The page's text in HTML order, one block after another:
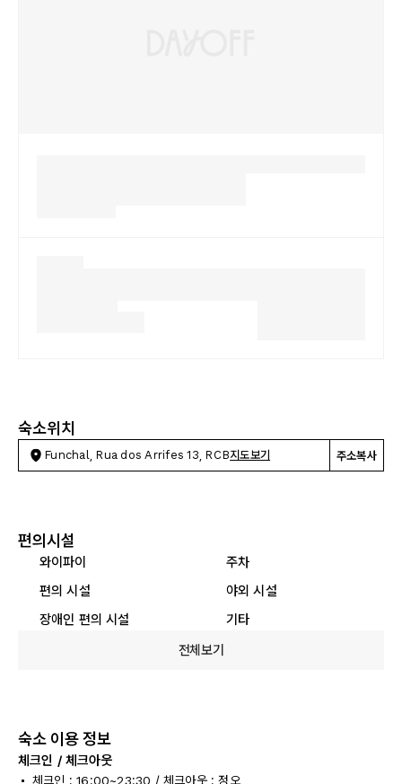
숙소위치
Funchal, Rua dos Arrifes 13, RCB지도보기 주소복사
편의시설
와이파이
주차
편의 시설
야외 시설
장애인 편의 시설
기타
전체보기
숙소 이용 정보
체크인 / 체크아웃
체크인 : 16:00~23:30 / 체크아웃 : 정오